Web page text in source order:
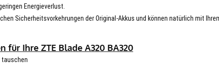
Energieverlust.
Sicherheitsvorkehrungen der Original-Akkus und können natürlich mit
für Ihre ZTE Blade A320 BA320
tauschen